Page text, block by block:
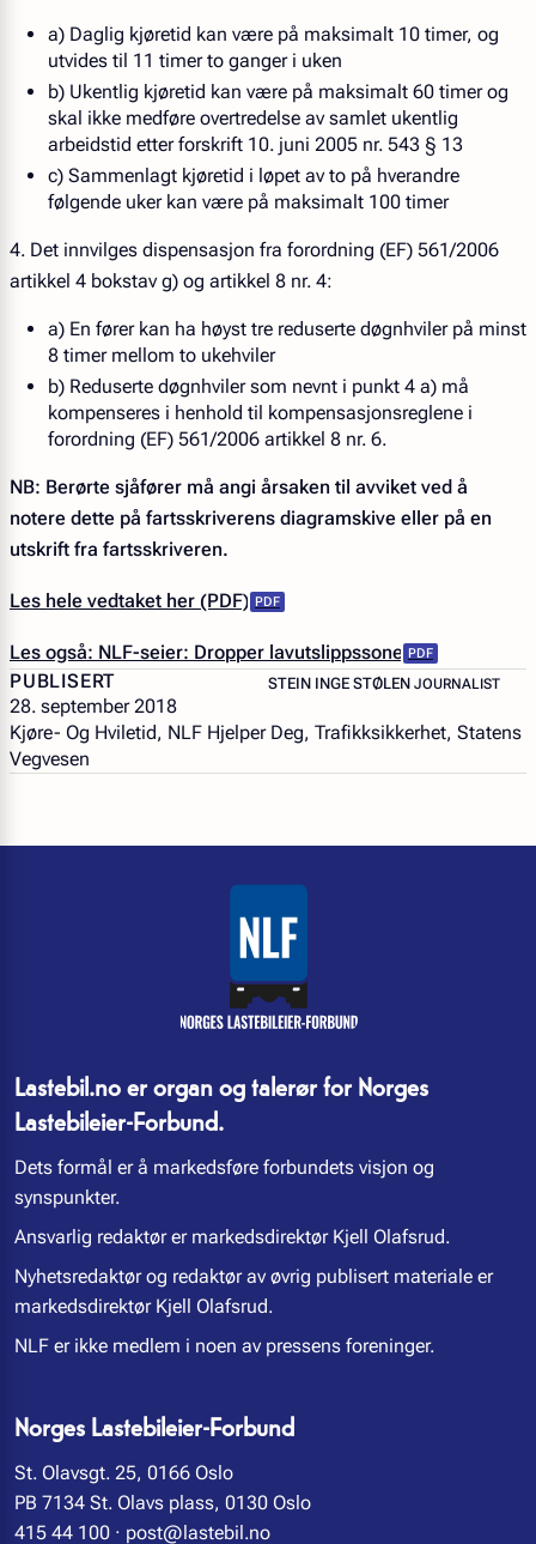
a) Daglig kjøretid kan være på maksimalt 10 timer, og
utvides til 11 timer to ganger i uken
b) Ukentlig kjøretid kan være på maksimalt 60 timer og
skal ikke medføre overtredelse av samlet ukentlig
arbeidstid etter forskrift 10. juni 2005 nr. 543 § 13
c) Sammenlagt kjøretid i løpet av to på hverandre
følgende uker kan være på maksimalt 100 timer
4. Det innvilges dispensasjon fra forordning (EF) 561/2006
artikkel 4 bokstav g) og artikkel 8 nr. 4:
a) En fører kan ha høyst tre reduserte døgnhviler på minst
8 timer mellom to ukehviler
b) Reduserte døgnhviler som nevnt i punkt 4 a) må
kompenseres i henhold til kompensasjonsreglene i
forordning (EF) 561/2006 artikkel 8 nr. 6.
NB: Berørte sjåfører må angi årsaken til avviket ved å
notere dette på fartsskriverens diagramskive eller på en
utskrift fra fartsskriveren.
Les hele vedtaket her (PDF)
Les også: NLF-seier: Dropper lavutslippssone
PUBLISERT
28. september 2018
STEIN INGE STØLEN – JOURNALIST
JOURNALIST
Kjøre- Og Hviletid, NLF Hjelper Deg, Trafikksikkerhet, Statens
Vegvesen
Lastebil.no er organ og talerør for Norges
Lastebileier-Forbund.
Dets formål er å markedsføre forbundets visjon og
synspunkter.
Ansvarlig redaktør er markedsdirektør Kjell Olafsrud.
Nyhetsredaktør og redaktør av øvrig publisert materiale er
markedsdirektør Kjell Olafsrud.
NLF er ikke medlem i noen av pressens foreninger.
Norges Lastebileier-Forbund
St. Olavsgt. 25, 0166 Oslo
PB 7134 St. Olavs plass, 0130 Oslo
415 44 100 · post@lastebil.no